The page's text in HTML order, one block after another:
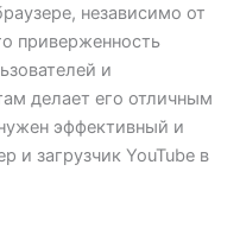
независимо от
приверженность
и
делает его отличным
эффективный и
и загрузчик YouTube в